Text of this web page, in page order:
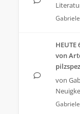
von
von